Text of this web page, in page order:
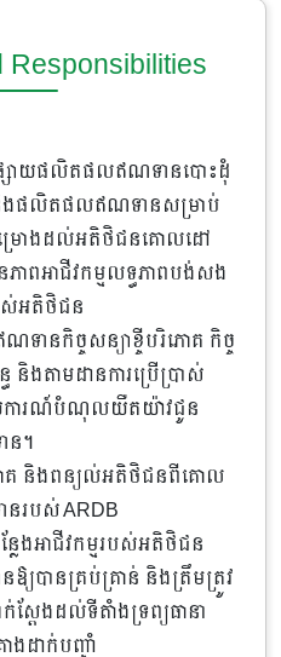
Responsibilities
ផ្សាយផលិតផលឥណទានបោះដុំ
និងផលិតផលឥណទានសម្រាប់
គម្រោងដល់អតិថិជនគោលដៅ
ភាពអាជីវកម្មលទ្ធភាពបង់សង
ស់អតិថិជន
ទានកិច្ចសន្យាខ្ចីបរិភោគ កិច្ច
និងតាមដានការប្រើប្រាស់
យការណ៍បំណុលយឺតយ៉ាវជូន
ន។
ោគ និងពន្យល់អតិថិជនពី​គោល​
នរបស់ ARDB
ែងអាជីវកម្មរបស់អតិថិជន
នឱ្យបានគ្រប់គ្រាន់ និងត្រឹមត្រូវ
ស្តែងដល់ទីតាំងទ្រព្យធានា
ដាក់បញ្ចាំ